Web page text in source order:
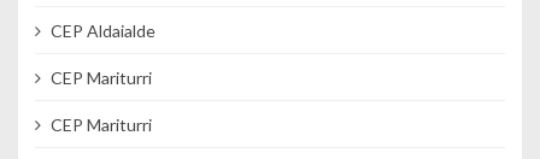
CEP Aldaialde
CEP Mariturri
CEP Mariturri